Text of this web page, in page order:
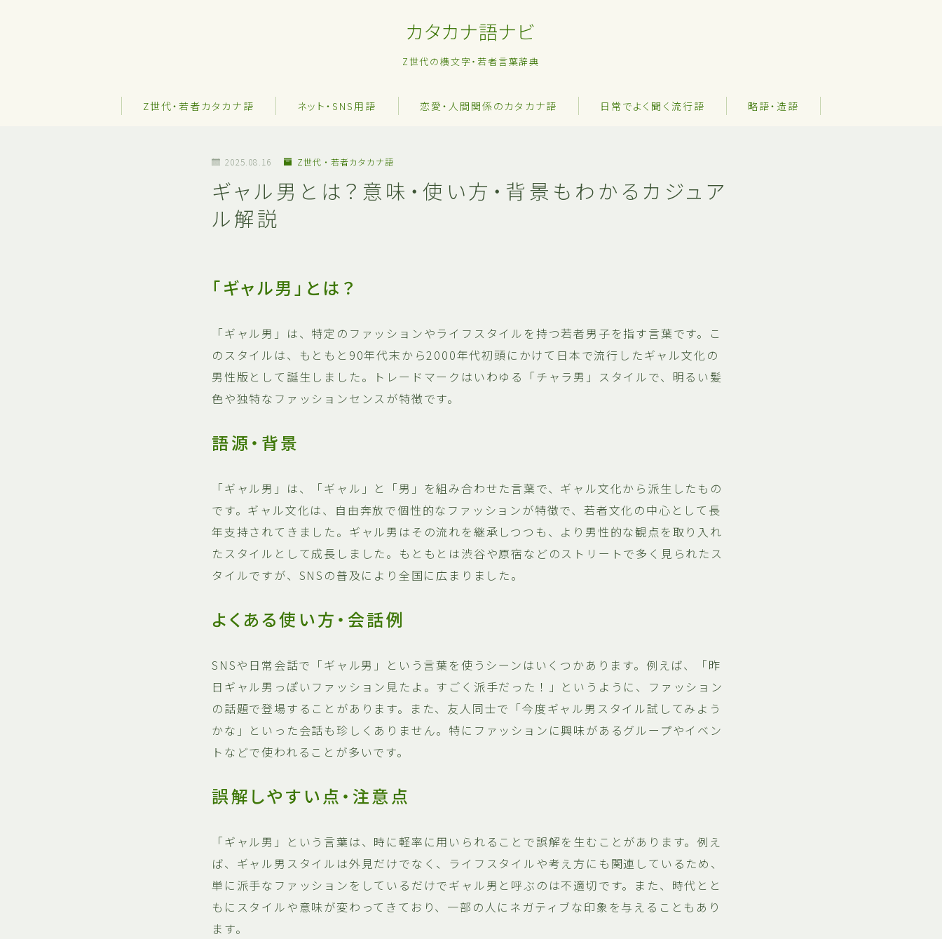
カタカナ語ナビ
Z世代の横文字・若者言葉辞典
Z世代・若者カタカナ語 ネット・SNS用語 恋愛・人間関係のカタカナ語 日常でよく聞く流行語 略語・造語
2025.08.16 Z世代・若者カタカナ語
ギャル男とは？意味・使い方・背景もわかるカジュア
ル解説
「ギャル男」とは？
「ギャル男」は、特定のファッションやライフスタイルを持つ若者男子を指す言葉です。こ
のスタイルは、もともと90年代末から2000年代初頭にかけて日本で流行したギャル文化の
男性版として誕生しました。トレードマークはいわゆる「チャラ男」スタイルで、明るい髪
色や独特なファッションセンスが特徴です。
語源・背景
「ギャル男」は、「ギャル」と「男」を組み合わせた言葉で、ギャル文化から派生したもの
です。ギャル文化は、自由奔放で個性的なファッションが特徴で、若者文化の中心として長
年支持されてきました。ギャル男はその流れを継承しつつも、より男性的な観点を取り入れ
たスタイルとして成長しました。もともとは渋谷や原宿などのストリートで多く見られたス
タイルですが、SNSの普及により全国に広まりました。
よくある使い方・会話例
SNSや日常会話で「ギャル男」という言葉を使うシーンはいくつかあります。例えば、「昨
日ギャル男っぽいファッション見たよ。すごく派手だった！」というように、ファッション
の話題で登場することがあります。また、友人同士で「今度ギャル男スタイル試してみよう
かな」といった会話も珍しくありません。特にファッションに興味があるグループやイベン
トなどで使われることが多いです。
誤解しやすい点・注意点
「ギャル男」という言葉は、時に軽率に用いられることで誤解を生むことがあります。例え
ば、ギャル男スタイルは外見だけでなく、ライフスタイルや考え方にも関連しているため、
単に派手なファッションをしているだけでギャル男と呼ぶのは不適切です。また、時代とと
もにスタイルや意味が変わってきており、一部の人にネガティブな印象を与えることもあり
ます。